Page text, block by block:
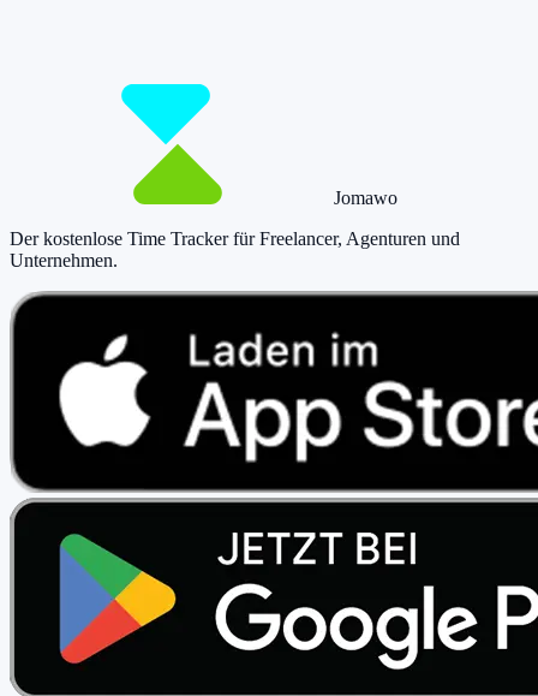
Jomawo
Der kostenlose Time Tracker für Freelancer, Agenturen und
Unternehmen.